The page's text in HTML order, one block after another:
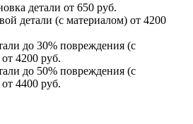
детали от 650 руб.
детали (с материалом) от 4200
до 30% повреждения (с
4200 руб.
до 50% повреждения (с
4400 руб.